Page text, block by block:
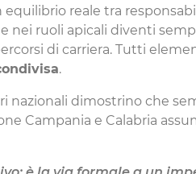
reale tra
nei ruoli apicali diventi
di carriera. Tutti
.
nazionali dimostrino che
Campania e Calabria